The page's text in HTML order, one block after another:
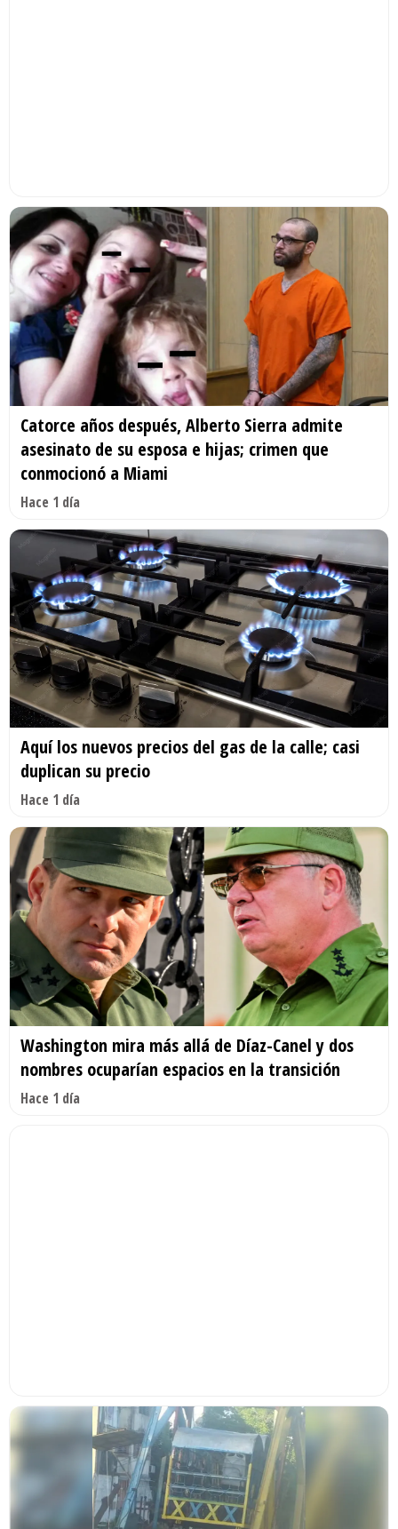
Catorce años después, Alberto Sierra admite
asesinato de su esposa e hijas; crimen que
conmocionó a Miami
Hace 1 día
Aquí los nuevos precios del gas de la calle; casi
duplican su precio
Hace 1 día
Washington mira más allá de Díaz-Canel y dos
nombres ocuparían espacios en la transición
Hace 1 día